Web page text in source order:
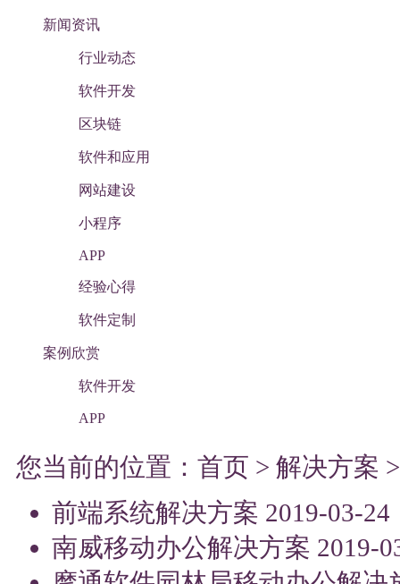
新闻资讯
行业动态
软件开发
区块链
软件和应用
网站建设
小程序
APP
经验心得
软件定制
案例欣赏
软件开发
APP
您当前的位置： 首页 > 解决方案
前端系统解决方案 2019-03-24
南威移动办公解决方案 2019-